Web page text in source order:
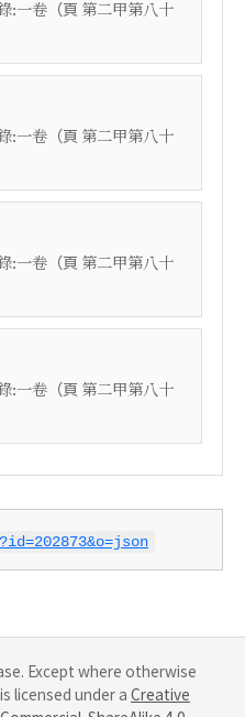
:一卷 （頁 第二甲第八十
:一卷 （頁 第二甲第八十
:一卷 （頁 第二甲第八十
:一卷 （頁 第二甲第八十
?id=202873&o=json
Except where otherwise
licensed under a Creative